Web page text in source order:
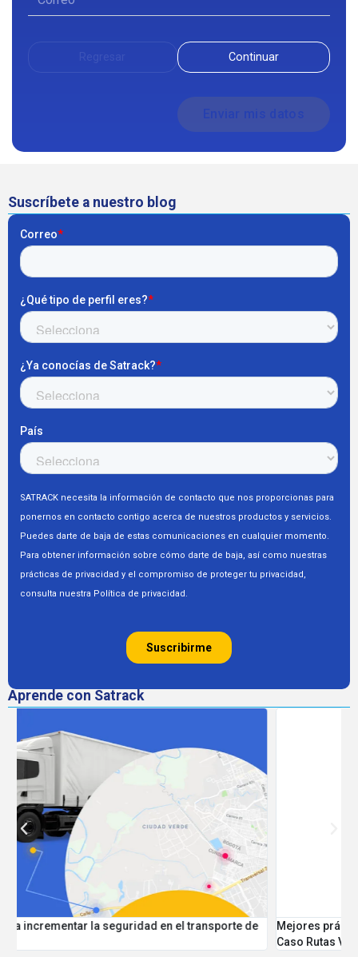
Continuar
Suscríbete a nuestro blog
Aprende con Satrack
Mejores prácticas para tener una flota segura y controlada